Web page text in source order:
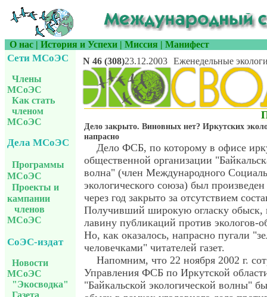
О нас | История и Успехи | Миссия | Манифест
Сети МСоЭС
Члены
МСоЭС
Как стать
членом
МСоЭС
Дела МСоЭС
Программы
МСоЭС
Проекты и
кампании
членов
МСоЭС
СоЭС-издат
Новости
МСоЭС
"Экосводка"
Газета
N 46 (308)23.12.2003 Еженедельные
Дело закрыто. Виновных нет? Иркутских
напрасно
Дело ФСБ, по которому в офисе
общественной организации
волна" (член Международного
экологического союза) был
через год закрыто за отсутствием
Получивший широкую огласку обыск,
лавину публикаций против экологов-
Но, как оказалось, напрасно пугали
человечками" читателей газет.
Напомним, что 22 ноября 2002 г.
Управления ФСБ по Иркутской
"Байкальской экологической волны"